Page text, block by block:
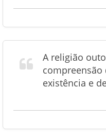
A religião
compreensão
existência e